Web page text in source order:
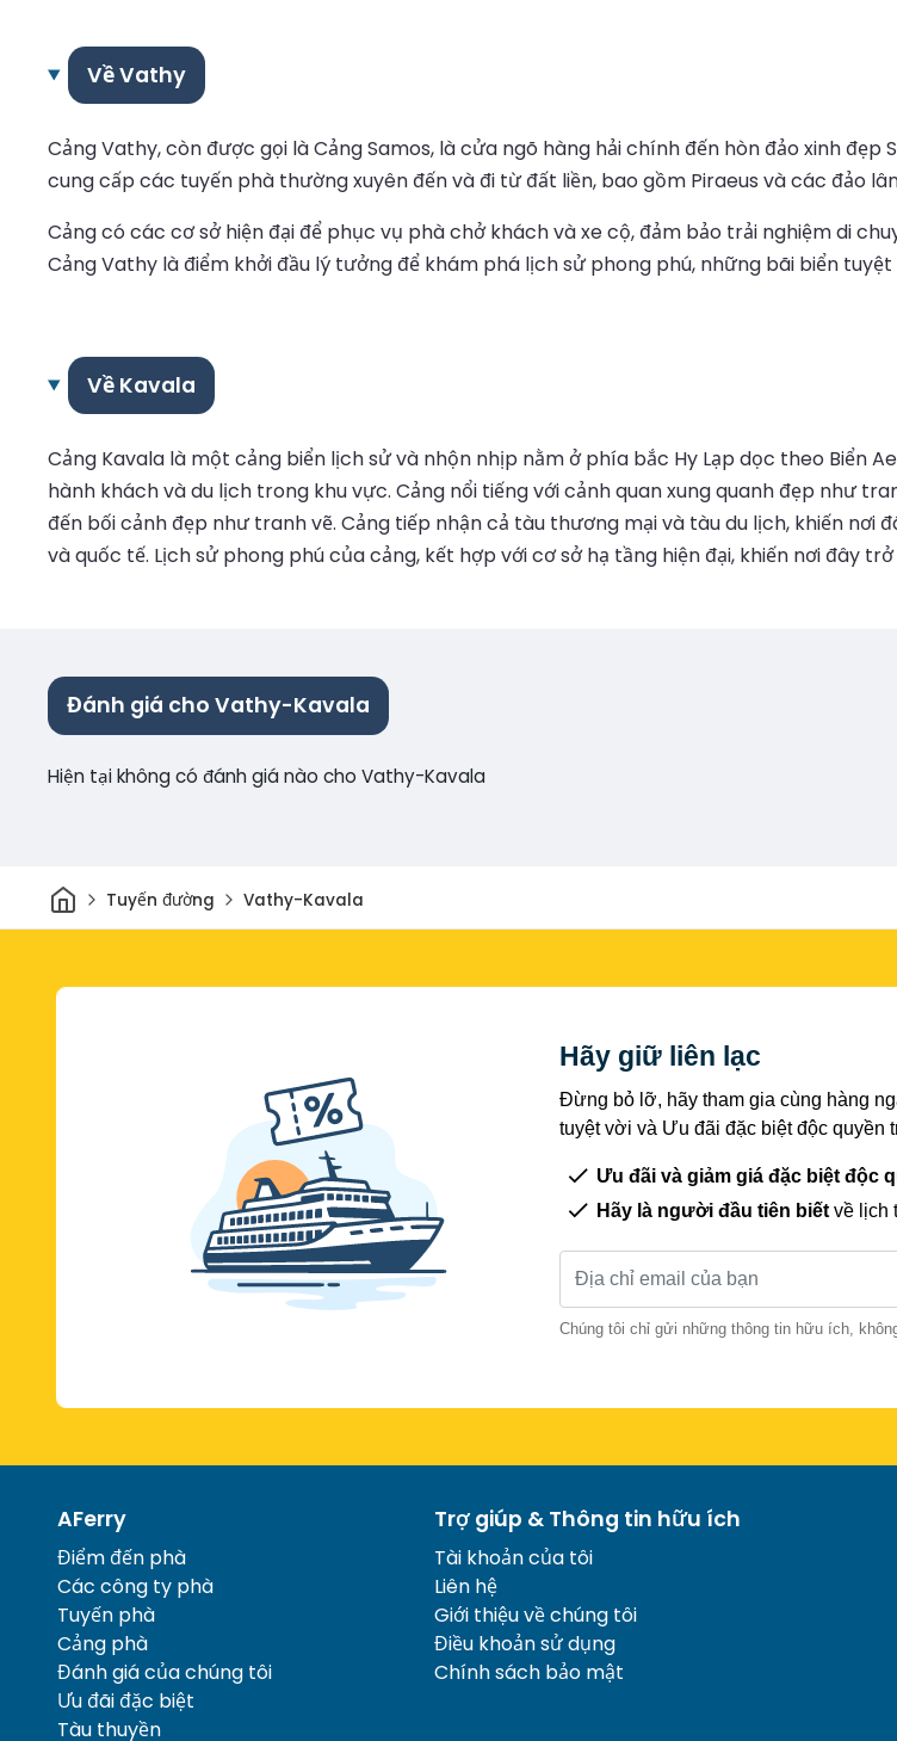
Về Vathy
Cảng Vathy, còn được gọi là Cảng Samos, là cửa ngõ hàng hải chính đến hòn đảo xinh
cung cấp các tuyến phà thường xuyên đến và đi từ đất liền, bao gồm Piraeus và các đảo
Cảng có các cơ sở hiện đại để phục vụ phà chở khách và xe cộ, đảm bảo trải nghiệm di
Cảng Vathy là điểm khởi đầu lý tưởng để khám phá lịch sử phong phú, những bãi biển
Về Kavala
Cảng Kavala là một cảng biển lịch sử và nhộn nhịp nằm ở phía bắc Hy Lạp dọc theo Biển
hành khách và du lịch trong khu vực. Cảng nổi tiếng với cảnh quan xung quanh đẹp như
đến bối cảnh đẹp như tranh vẽ. Cảng tiếp nhận cả tàu thương mại và tàu du lịch, khiến
và quốc tế. Lịch sử phong phú của cảng, kết hợp với cơ sở hạ tầng hiện đại, khiến nơi đây
Đánh giá cho Vathy-Kavala
Hiện tại không có đánh giá nào cho Vathy-Kavala
Trang chủ
Tuyến đường Vathy-Kavala
Hãy giữ liên lạc
Đừng bỏ lỡ, hãy tham gia cùng hàng
tuyệt vời và Ưu đãi đặc biệt độc quyền
Ưu đãi và giảm giá đặc biệt độc
Hãy là người đầu tiên biết về lịch
Chúng tôi chỉ gửi những thông tin hữu ích,
AFerry
Điểm đến phà
Các công ty phà
Tuyến phà
Cảng phà
Đánh giá của chúng tôi
Ưu đãi đặc biệt
Tàu thuyền
Trợ giúp & Thông tin hữu ích
Tài khoản của tôi
Liên hệ
Giới thiệu về chúng tôi
Điều khoản sử dụng
Chính sách bảo mật